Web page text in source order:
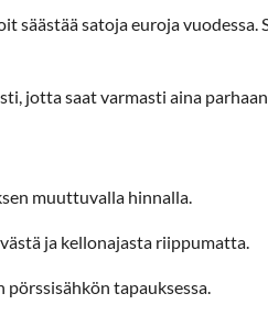
säästää satoja euroja
jotta saat varmasti aina
muuttuvalla hinnalla.
ja kellonajasta riippumatta.
tapauksessa.